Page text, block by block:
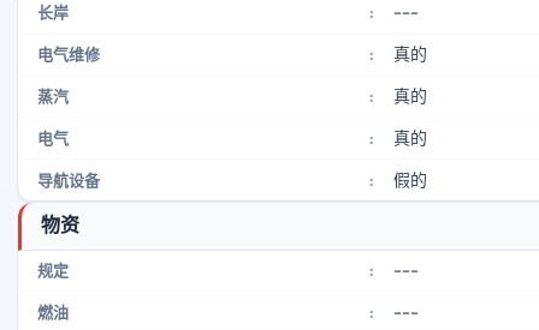
长岸 : ---
电气维修 : 真的
蒸汽 : 真的
电气 : 真的
导航设备 : 假的
物资
规定 : ---
燃油 : ---